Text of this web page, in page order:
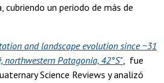
un periodo de más de
and landscape evolution since ~31
northwestern Patagonia, 42°S", fue
Science Reviews y analizó